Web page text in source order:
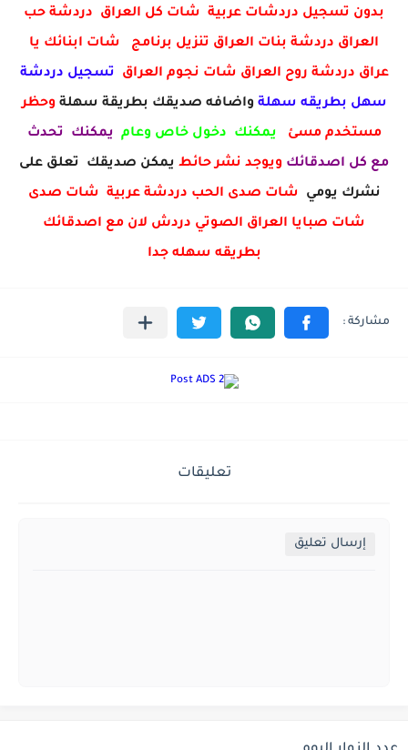
بدون تسجيل دردشات عربية شات كل العراق دردشة حب
العراق دردشة بنات العراق تنزيل برنامج شات ابنائك يا
عراق دردشة روح العراق شات نجوم العراق تسجيل دردشة
سهل بطريقه سهلة واضافه صديقك بطريقة سهلة وحظر
مستخدم مسئ يمكنك دخول خاص وعام يمكنك تحدث
مع كل اصدقائك ويوجد نشر حائط يمكن صديقك تعلق على
نشرك يومي شات صدى الحب دردشة عربية شات صدى
شات صبايا العراق الصوتي دردش لان مع اصدقائك
بطريقه سهله جدا
تعليقات
إرسال تعليق